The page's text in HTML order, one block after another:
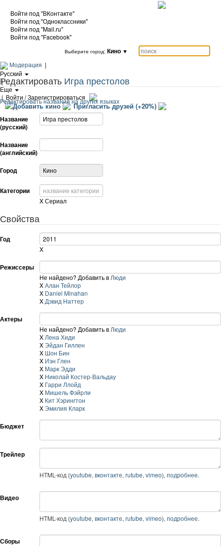
Войти под "ВКонтакте"
Войти под "Одноклассники"
Войти под "Mail.ru"
Войти под "Facebook"
Выберите город: Кино ▼
Модерация |
Русский
|
Еще
| Войти / Зарегистрироваться
Добавить кино Пригласить друзей (+20%)
Редактировать названия на других языках
Редактировать Игра престолов
Название
(русский)
Название
(английский)
Город
Категории
XСериал
Свойства
Год
X
Режиссеры
Не найдено? Добавить в Люди
XАлан Тейлор
X Daniel Minahan
X Дэвид Наттер
Актеры
Не найдено? Добавить в Люди
X Лена Хиди
XЭйдан Гиллен
X Шон Бин
X Иэн Глен
X Марк Эдди
X Николай Костер-Вальдау
X Гарри Ллойд
X Мишель Фэйрли
X Кит Хэрингтон
XЭмилия Кларк
Бюджет
Трейлер
HTML-код (youtube, вконтакте, rutube, vimeo), подробнее.
Видео
HTML-код (youtube, вконтакте, rutube, vimeo), подробнее.
Сборы